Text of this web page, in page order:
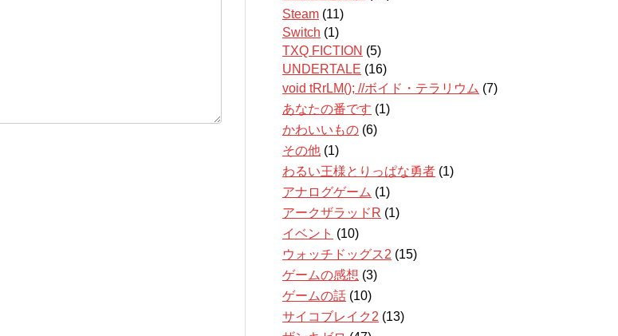
Steam (11)
Switch (1)
TXQ FICTION (5)
UNDERTALE (16)
void tRrLM(); //ボイド・テラリウム (7)
あなたの番です (1)
かわいいもの (6)
その他 (1)
わるい王様とりっぱな勇者 (1)
アナログゲーム (1)
アークザラッドR (1)
イベント (10)
ウォッチドッグス2 (15)
ゲームの感想 (3)
ゲームの話 (10)
サイコブレイク2 (13)